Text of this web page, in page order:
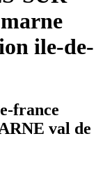
ile-de-
france
val de